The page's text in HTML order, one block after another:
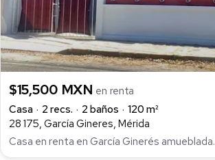
$15,500 MXN en renta
Casa
2 recs. 2 baños
120 m²
28 175, García Gineres, Mérida
Casa en renta en García Ginerés amueblada.